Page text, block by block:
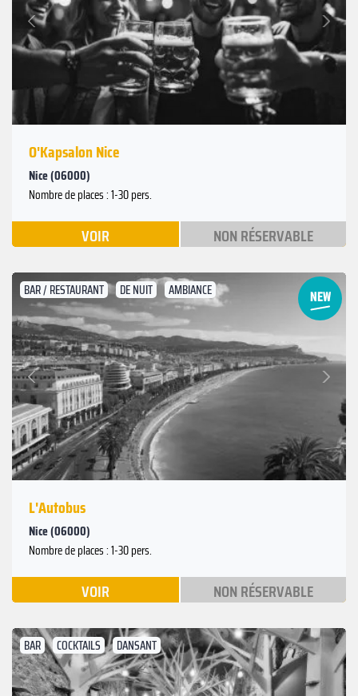
Précédent
Suivant
O'Kapsalon Nice
Nice (06000)
Nombre de places : 1-30 pers.
VOIR NON RÉSERVABLE
BAR / RESTAURANT DE NUIT AMBIANCE
Précédent
Suivant
L'Autobus
Nice (06000)
Nombre de places : 1-30 pers.
VOIR NON RÉSERVABLE
BAR COCKTAILS DANSANT